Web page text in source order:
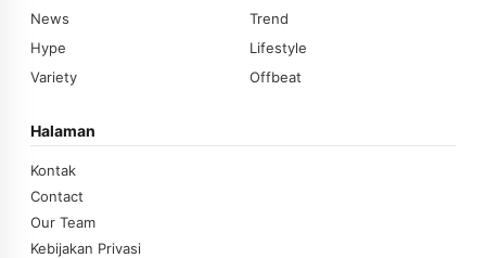
News
Trend
Hype
Lifestyle
Variety
Offbeat
Halaman
Kontak
Contact
Our Team
Kebijakan Privasi